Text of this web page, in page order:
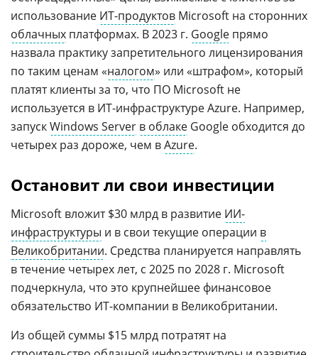
использование ИТ-продуктов Microsoft на сторонних
облачных платформах. В 2023 г. Google прямо
назвала практику запретительного лицензирования
по таким ценам «налогом» или «штрафом», который
платят клиенты за то, что ПО Microsoft не
используется в ИТ-инфраструктуре Azure. Например,
запускWindows Server в облаке Google обходится до
четырех раз дороже, чем вAzure.
Остановит ли свои инвестиции
Microsoft вложит $30 млрд в развитие ИИ-
инфраструктуры и в свои текущие операции в
Великобритании. Средства планируется направлять
в течение четырех лет, с 2025 по 2028 г. Microsoft
подчеркнула, что это крупнейшее финансовое
обязательство ИТ-компании в Великобритании.
Из общей суммы $15 млрд потратят на